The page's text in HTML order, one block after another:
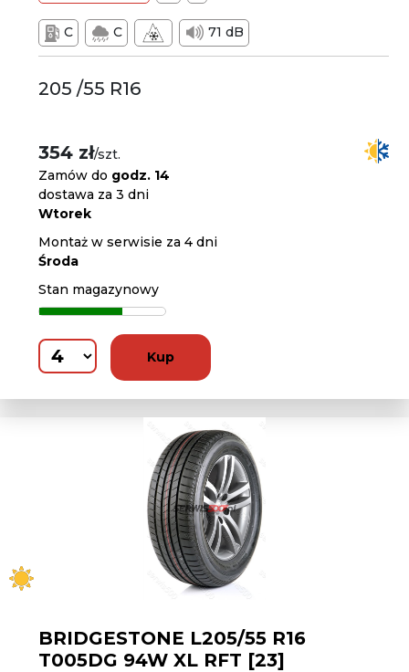
C C 71 dB
205 /55 R16
354 zł/szt.
Zamów do godz. 14
dostawa za 3 dni
Wtorek
Montaż w serwisie za 4 dni
Środa
Stan magazynowy
Kup
BRIDGESTONE L205/55 R16
T005DG 94W XL RFT [23]